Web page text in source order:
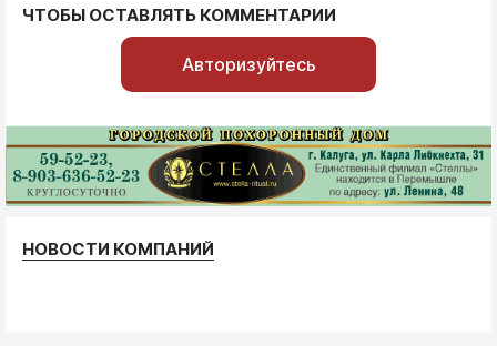
ЧТОБЫ ОСТАВЛЯТЬ КОММЕНТАРИИ
Авторизуйтесь
НОВОСТИ КОМПАНИЙ